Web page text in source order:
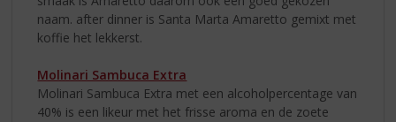
naam. after dinner is Santa Marta Amaretto gemixt met
koffie het lekkerst.
Molinari Sambuca Extra
Molinari Sambuca Extra met een alcoholpercentage van
40% is een likeur met het frisse aroma en de zoete